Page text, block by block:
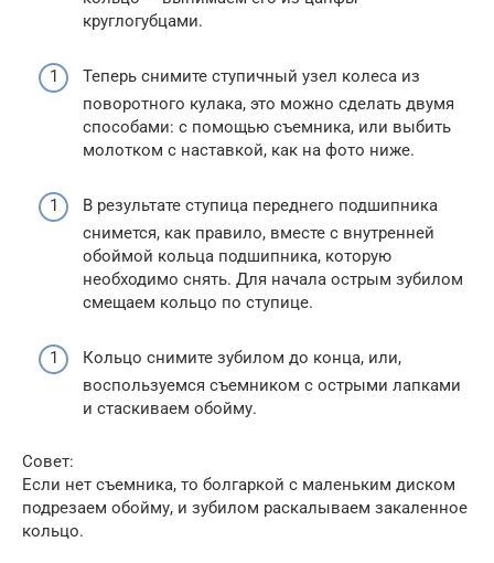
круглогубцами.
Теперь снимите ступичный узел колеса из
поворотного кулака, это можно сделать двумя
способами: с помощью съемника, или выбить
молотком с наставкой, как на фото ниже.
В результате ступица переднего подшипника
снимется, как правило, вместе с внутренней
обоймой кольца подшипника, которую
необходимо снять. Для начала острым зубилом
смещаем кольцо по ступице.
Кольцо снимите зубилом до конца, или,
воспользуемся съемником с острыми лапками
и стаскиваем обойму.
Совет:
Если нет съемника, то болгаркой с маленьким диском
подрезаем обойму, и зубилом раскалываем закаленное
кольцо.